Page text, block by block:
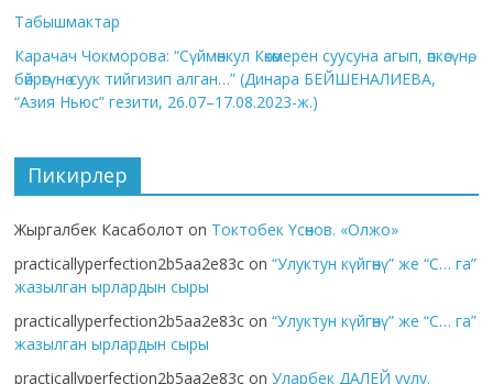
Табышмактар
Карачач Чокморова: “Сүймөнкул Көкөмерен суусуна агып, өпкөсүнө,
бөйрөгүнө суук тийгизип алган…” (Динара БЕЙШЕНАЛИЕВА,
“Азия Ньюс” гезити, 26.07–17.08.2023-ж.)
Пикирлер
Жыргалбек Касаболот on Токтобек Үсөнов. «Олжо»
practicallyperfection2b5aa2e83c on“Улуктун күйгөнү” же “С… га”
жазылган ырлардын сыры
practicallyperfection2b5aa2e83c on“Улуктун күйгөнү” же “С… га”
жазылган ырлардын сыры
practicallyperfection2b5aa2e83c onУларбек ДАЛЕЙ уулу.